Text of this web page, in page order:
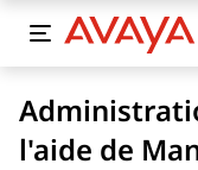
l'aide de